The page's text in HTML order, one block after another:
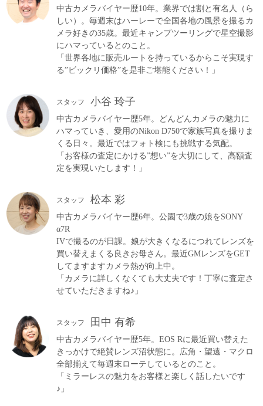
中古カメラバイヤー歴10年。業界では割と有名人（ら
しい）。毎週末はハーレーで全国各地の風景を撮るカ
メラ好きの35歳。最近キャンプツーリングで星空撮影
にハマっているとのこと。
「世界各地に販売ルートを持っているからこそ実現す
る”ビックリ価格”を是非ご堪能ください！」
スタッフ 小谷 玲子
中古カメラバイヤー歴5年。どんどんカメラの魅力に
ハマっていき、愛用のNikon D750で家族写真を撮りま
くる日々。最近ではフォト検にも挑戦する気配。
「お客様の査定にかける”想い”を大切にして、高額査
定を実現いたします！」
スタッフ 松本 彩
中古カメラバイヤー歴6年。公園で3歳の娘をSONY
α7R
IVで撮るのが日課。娘が大きくなるにつれてレンズを
買い替えまくる良きお母さん。最近GMレンズをGET
してますますカメラ熱が向上中。
「カメラに詳しくなくても大丈夫です！丁寧に査定さ
せていただきますね♪」
スタッフ 田中 有希
中古カメラバイヤー歴5年。EOS Rに最近買い替えた
きっかけで絶賛レンズ沼状態に。広角・望遠・マクロ
全部揃えて毎週末ローテしているとのこと。
「ミラーレスの魅力をお客様と楽しく話したいです
♪」